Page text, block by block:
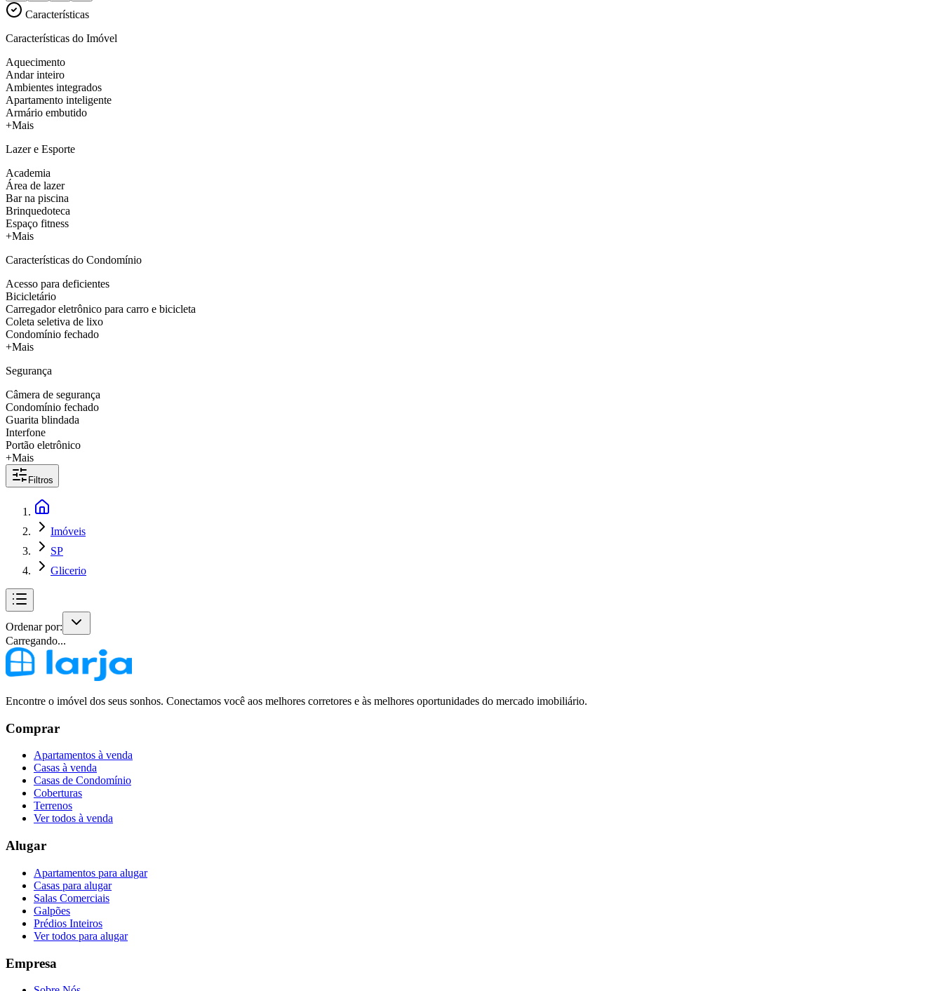
Características
Características do Imóvel
Aquecimento
Andar inteiro
Ambientes integrados
Apartamento inteligente
Armário embutido
+Mais
Lazer e Esporte
Academia
Área de lazer
Bar na piscina
Brinquedoteca
Espaço fitness
+Mais
Características do Condomínio
Acesso para deficientes
Bicicletário
Carregador eletrônico para carro e bicicleta
Coleta seletiva de lixo
Condomínio fechado
+Mais
Segurança
Câmera de segurança
Condomínio fechado
Guarita blindada
Interfone
Portão eletrônico
+Mais
Filtros
Imóveis
SP
Glicerio
Ordenar por:
Carregando...
Encontre o imóvel dos seus sonhos. Conectamos você aos melhores corretores e às melhores oportunidades do mercado imobiliário.
Comprar
Apartamentos à venda
Casas à venda
Casas de Condomínio
Coberturas
Terrenos
Ver todos à venda
Alugar
Apartamentos para alugar
Casas para alugar
Salas Comerciais
Galpões
Prédios Inteiros
Ver todos para alugar
Empresa